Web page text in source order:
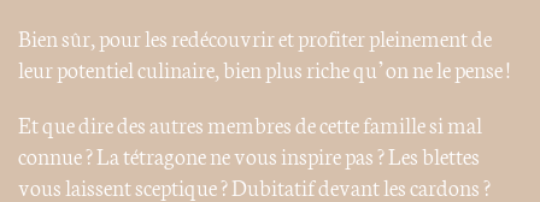
Bien sûr, pour les redécouvrir et profiter pleinement de
leur potentiel culinaire, bien plus riche qu’on ne le pense !
Et que dire des autres membres de cette famille si mal
connue ? La tétragone ne vous inspire pas ? Les blettes
vous laissent sceptique ? Dubitatif devant les cardons ?